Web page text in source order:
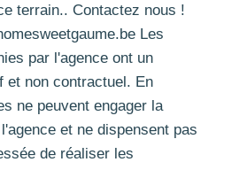
terrain.. Contactez nous !
Les
par l'agence ont un
et non contractuel. En
ne peuvent engager la
et ne dispensent pas
de réaliser les